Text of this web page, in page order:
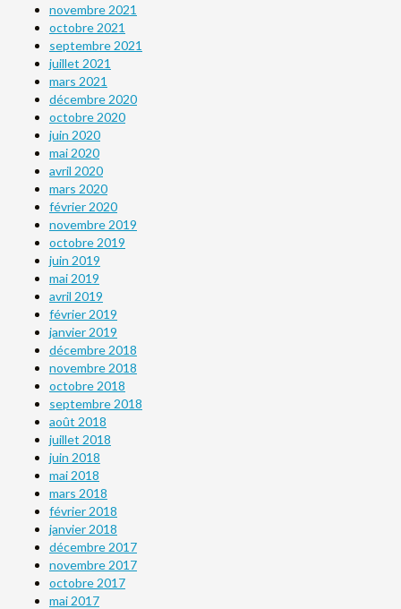
novembre 2021
octobre 2021
septembre 2021
juillet 2021
mars 2021
décembre 2020
octobre 2020
juin 2020
mai 2020
avril 2020
mars 2020
février 2020
novembre 2019
octobre 2019
juin 2019
mai 2019
avril 2019
février 2019
janvier 2019
décembre 2018
novembre 2018
octobre 2018
septembre 2018
août 2018
juillet 2018
juin 2018
mai 2018
mars 2018
février 2018
janvier 2018
décembre 2017
novembre 2017
octobre 2017
mai 2017